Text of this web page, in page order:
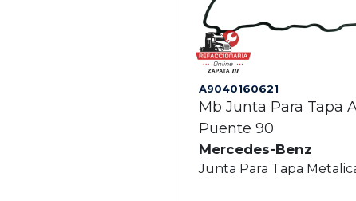
A9040160621
Mb Junta Para Tapa
Puente 90
Mercedes-Benz
Junta Para Tapa